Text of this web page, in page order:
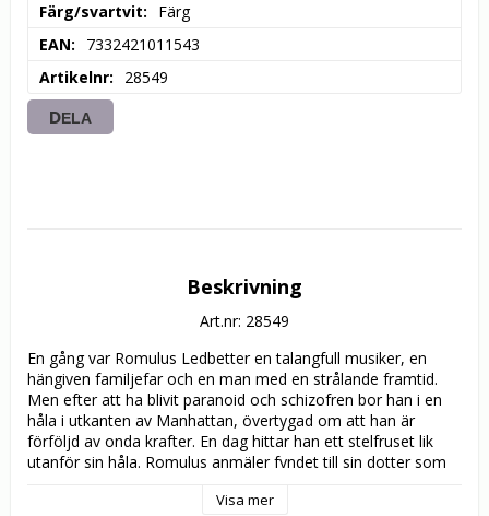
Färg/svartvit
Färg
EAN
7332421011543
Artikelnr
28549
DELA
Beskrivning
Art.nr: 28549
En gång var Romulus Ledbetter en talangfull musiker, en
hängiven familjefar och en man med en strålande framtid.
Men efter att ha blivit paranoid och schizofren bor han i en
håla i utkanten av Manhattan, övertygad om att han är
förföljd av onda krafter. En dag hittar han ett stelfruset lik
utanför sin håla. Romulus anmäler fyndet till sin dotter som
det är frågan om mord. Ett mord han känner sig förpliktigad
Visa mer